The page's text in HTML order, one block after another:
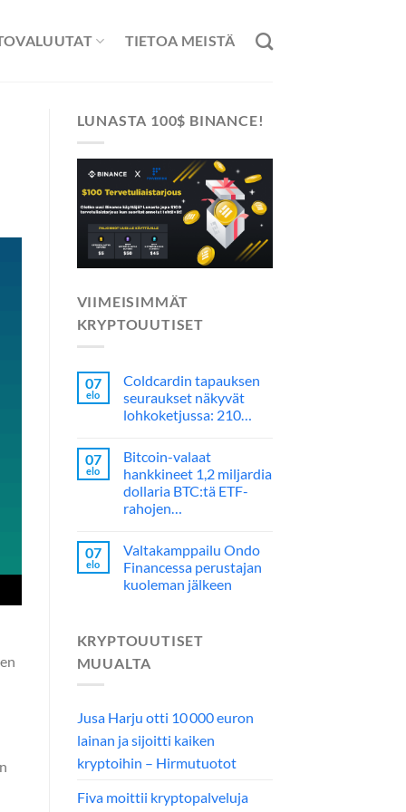
TIETOA MEISTÄ
LUNASTA 100$ BINANCE!
VIIMEISIMMÄT
KRYPTOUUTISET
07
elo
Coldcardin tapauksen
seuraukset näkyvät
lohkoketjussa: 210…
07
elo
Bitcoin-valaat
hankkineet 1,2 miljardia
dollaria BTC:tä ETF-
rahojen…
07
elo
Valtakamppailu Ondo
Financessa perustajan
kuoleman jälkeen
KRYPTOUUTISET
MUUALTA
Jusa Harju otti 10 000 euron
lainan ja sijoitti kaiken
kryptoihin – Hirmutuotot
Fiva moittii kryptopalveluja